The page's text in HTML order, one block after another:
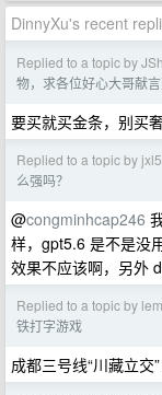
DinnyXu's recent
Replied to a topic by
物，求各位好心大哥献言
要买就买金条，别买
Replied to a topic by
么强吗？
@congminhcap246
样，gpt5.6 是不是没
效果不应该啊，另外
Replied to a topic by
铁打字游戏
成都三号线“川藏立